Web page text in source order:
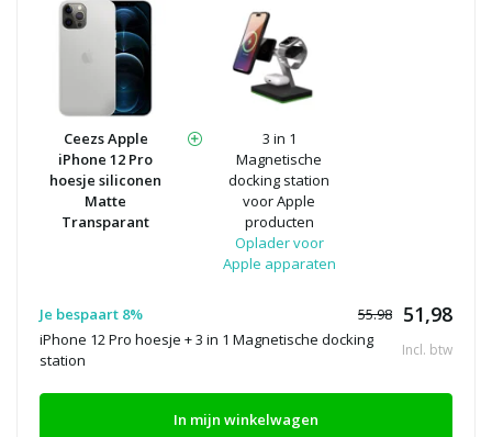
Ceezs Apple
iPhone 12 Pro
hoesje siliconen
Matte
Transparant
3 in 1
Magnetische
docking station
voor Apple
producten
Oplader voor
Apple apparaten
Je bespaart 8% 55.98 51,98
iPhone 12 Pro hoesje + 3 in 1 Magnetische docking
station
Incl. btw
In mijn winkelwagen